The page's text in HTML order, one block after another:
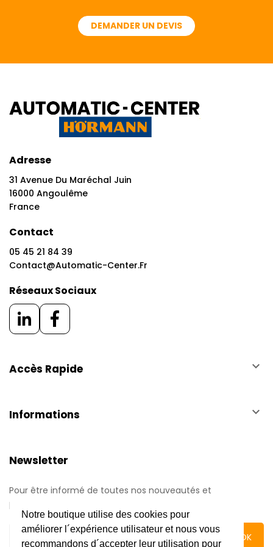
Notre boutique utilise des cookies pour
améliorer l´expérience utilisateur et nous vous
recommandons d´accepter leur utilisation pour
DEMANDER UN DEVIS
Adresse
31 Avenue Du Maréchal Juin
16000 Angoulême
France
Contact
05 45 21 84 39
Contact@automatic-Center.fr
Réseaux Sociaux
Accès Rapide keyboard_arrow_down
Informations keyboard_arrow_down
Newsletter
Pour être informé de toutes nos nouveautés et
promotions.